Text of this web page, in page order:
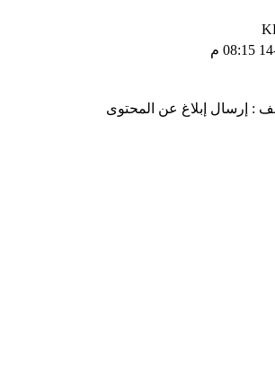
م
: إرسال إبلاغ عن المحتوى